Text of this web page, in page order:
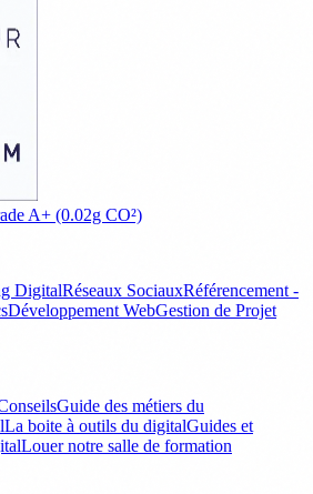
A+ (0.02g CO²)
DigitalRéseaux SociauxRéférencement -
Développement WebGestion de Projet
Guide des métiers du
La boite à outils du digitalGuides et
Louer notre salle de formation